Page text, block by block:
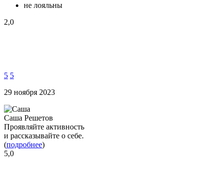
не лояльны
2,0
5 5
29 ноября 2023
Саша Решетов
Проявляйте активность
и рассказывайте о себе.
(подробнее)
5,0